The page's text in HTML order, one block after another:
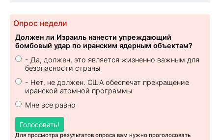
Опрос недели
Должен ли Израиль нанести упреждающий
бомбовый удар по иранским ядерным объектам?
- Да, должен, это является жизненно важным для
безопасности страны
- Нет, не должен. США обеспечат прекращение
иранской атомной программы
Мне все равно
Голосовать!
Для просмотра результатов опроса вам нужно проголосовать